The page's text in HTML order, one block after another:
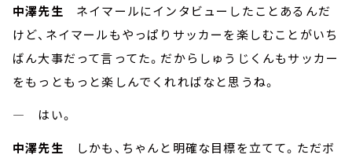
中澤先生 ネイマールにインタビューしたことあるんだ
けど、ネイマールもやっぱりサッカーを楽しむことがいち
ばん大事だって言ってた。だからしゅうじくんもサッカー
をもっともっと楽しんでくれればなと思うね。
― はい。
中澤先生 しかも、ちゃんと明確な目標を立てて。ただボ